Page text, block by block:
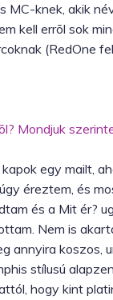
MC-knek, akik
kell errõl sok
(RedOne
Mondjuk
egy mailt,
éreztem, és
és a Mit ér?
Nem is
annyira
stílusú
hogy kint